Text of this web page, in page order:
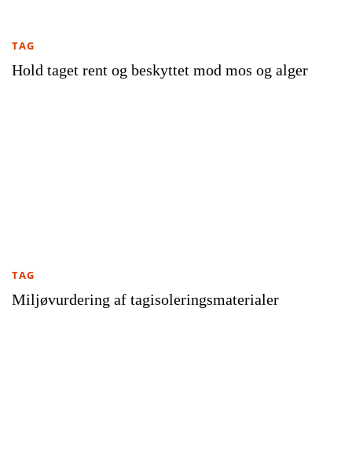
Hold taget rent og beskyttet mod mos og alger
TAG
Miljøvurdering af tagisoleringsmaterialer
TAG